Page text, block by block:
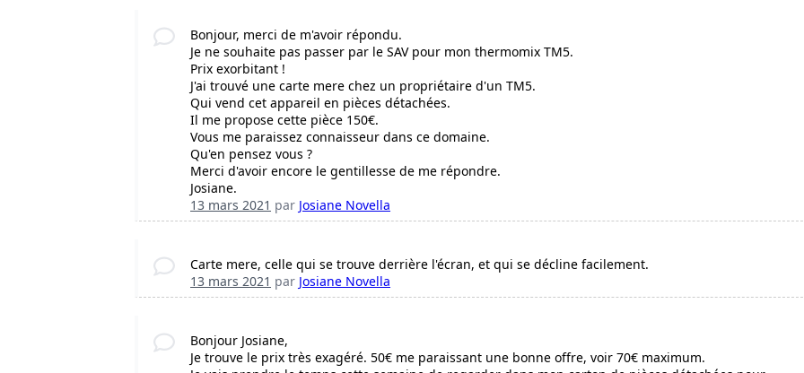
Bonjour, merci de m'avoir répondu.
Je ne souhaite pas passer par le SAV pour mon thermomix TM5.
Prix exorbitant !
J'ai trouvé une carte mere chez un propriétaire d'un TM5.
Qui vend cet appareil en pièces détachées.
Il me propose cette pièce 150€.
Vous me paraissez connaisseur dans ce domaine.
Qu'en pensez vous ?
Merci d'avoir encore le gentillesse de me répondre.
Josiane.
13 mars 2021 par Josiane Novella
Carte mere, celle qui se trouve derrière l'écran, et qui se décline facilement.
13 mars 2021 par Josiane Novella
Bonjour Josiane,
Je trouve le prix très exagéré. 50€ me paraissant une bonne offre, voir 70€ maximum.